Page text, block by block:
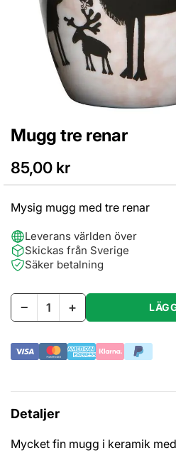
Mugg tre renar
85,00 kr
Mysig mugg med tre renar
Leverans världen över
Skickas från Sverige
Säker betalning
− +
Hoppa
början
Detaljer
Mycket fin mugg i keramik